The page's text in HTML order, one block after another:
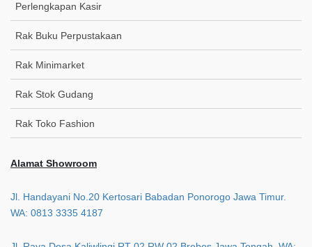
Perlengkapan Kasir
Rak Buku Perpustakaan
Rak Minimarket
Rak Stok Gudang
Rak Toko Fashion
Alamat Showroom
Jl. Handayani No.20 Kertosari Babadan Ponorogo Jawa Timur.
WA: 0813 3335 4187